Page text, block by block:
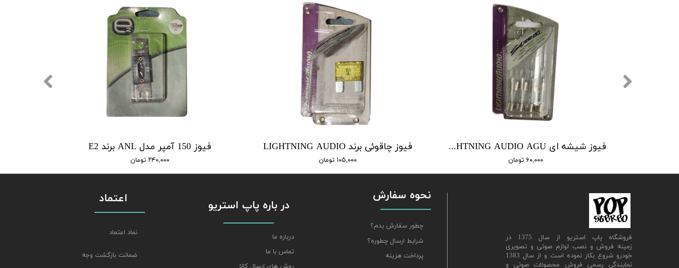
فیوز 150 آمپر مدل ANL برند E2
۲۴۰,۰۰۰ تومان
فیوز چاقوئی برند LIGHTNING AUDIO
۱۰۵,۰۰۰ تومان
فیوز شیشه ای LIGHTNING AUDIO AGU
۶۰,۰۰۰ تومان
​فروشگاه پاپ استریو از سال 1375 در
زمینه فروش و نصب لوازم صوتی و تصویری
خودرو شروع بکار نموده است و از سال 1383
نمایندگی رسمی فروش محصولات صوتی و
نحوه سفارش
چطور سفارش بدم؟
شرایط ارسال چطوره؟
پرداخت هزینه
اعتماد
نماد اعتماد
ضمانت بازگشت وجه
​​​​​​​ در باره پاپ استریو
درباره ما
تماس با ما